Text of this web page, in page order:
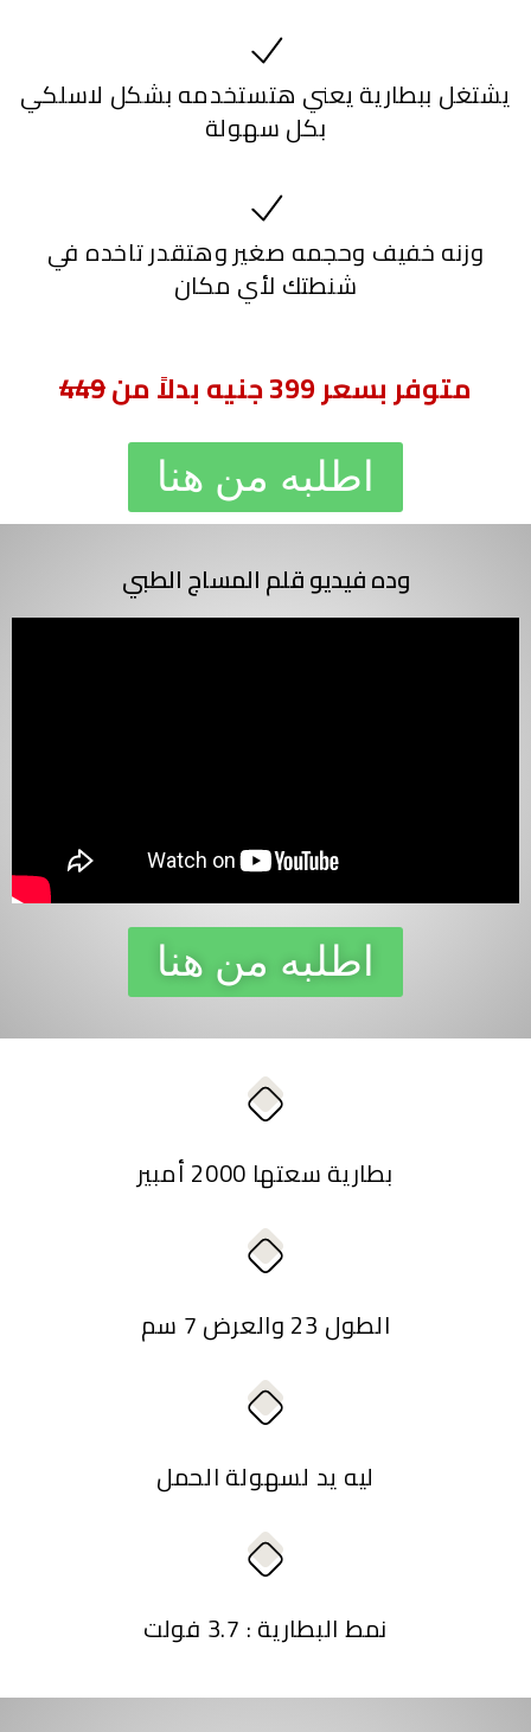
يشتغل ببطارية يعني هتستخدمه بشكل لاسلكي
بكل سهولة
وزنه خفيف وحجمه صغير وهتقدر تاخده في
شنطتك لأي مكان
متوفر بسعر 399 جنيه بدلاً من 449
اطلبه من هنا
وده فيديو قلم المساج الطبي
اطلبه من هنا
بطارية سعتها 2000 أمبير
الطول 23 والعرض 7 سم
ليه يد لسهولة الحمل
نمط البطارية : 3.7 فولت